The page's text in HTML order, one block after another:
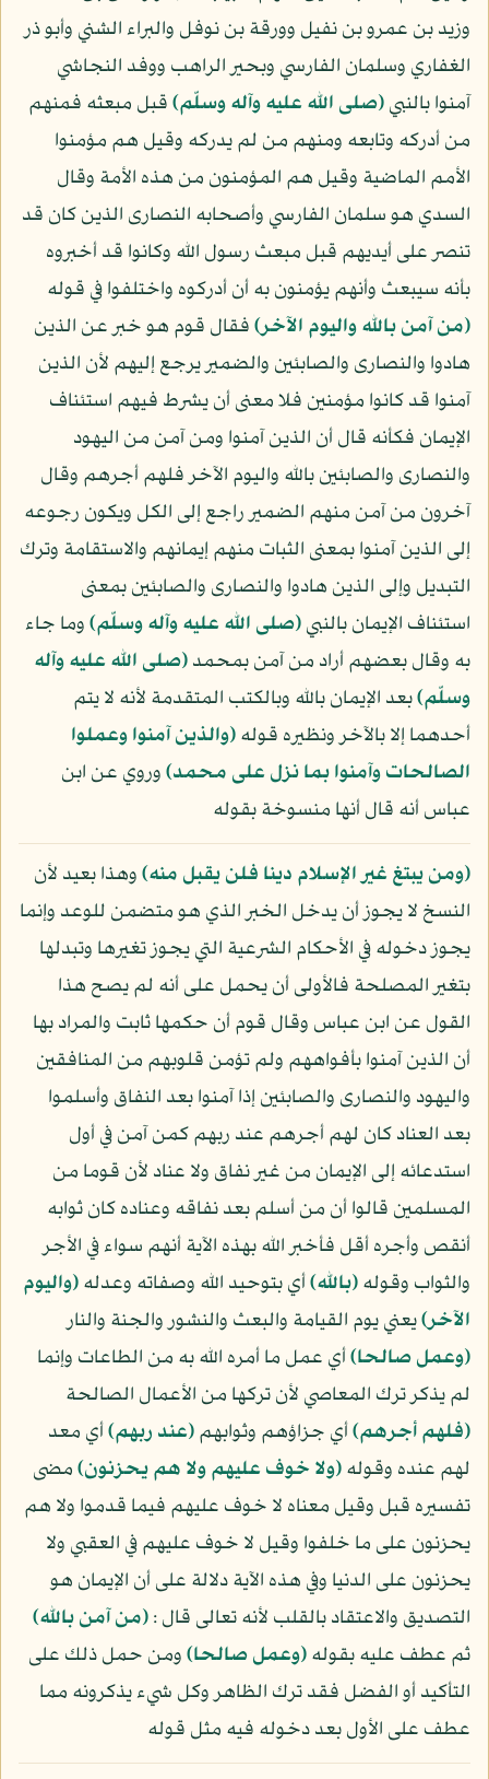
وزيد بن عمرو بن نفيل وورقة بن نوفل والبراء الشني وأبو ذر
الغفاري وسلمان الفارسي وبحير الراهب ووفد النجاشي
آمنوا بالنبي(صلى الله عليه وآله وسلّم)قبل مبعثه فمنهم
من أدركه وتابعه ومنهم من لم يدركه وقيل هم مؤمنوا
الأمم الماضية وقيل هم المؤمنون من هذه الأمة وقال
السدي هو سلمان الفارسي وأصحابه النصارى الذين كان قد
تنصر على أيديهم قبل مبعث رسول الله وكانوا قد أخبروه
بأنه سيبعث وأنهم يؤمنون به أن أدركوه واختلفوا في قوله
﴿من آمن بالله واليوم الآخر﴾فقال قوم هو خبر عن الذين
هادوا والنصارى والصابئين والضمير يرجع إليهم لأن الذين
آمنوا قد كانوا مؤمنين فلا معنى أن يشرط فيهم استئناف
الإيمان فكأنه قال أن الذين آمنوا ومن آمن من اليهود
والنصارى والصابئين بالله واليوم الآخر فلهم أجرهم وقال
آخرون من آمن منهم الضمير راجع إلى الكل ويكون رجوعه
إلى الذين آمنوا بمعنى الثبات منهم إيمانهم والاستقامة وترك
التبديل وإلى الذين هادوا والنصارى والصابئين بمعنى
استئناف الإيمان بالنبي(صلى الله عليه وآله وسلّم)وما جاء
به وقال بعضهم أراد من آمن بمحمد(صلى الله عليه وآله
وسلّم)بعد الإيمان بالله وبالكتب المتقدمة لأنه لا يتم
أحدهما إلا بالآخر ونظيره قوله﴿والذين آمنوا وعملوا
الصالحات وآمنوا بما نزل على محمد﴾وروي عن ابن
عباس أنه قال أنها منسوخة بقوله
﴿ومن يبتغ غير الإسلام دينا فلن يقبل منه﴾وهذا بعيد لأن
النسخ لا يجوز أن يدخل الخبر الذي هو متضمن للوعد وإنما
يجوز دخوله في الأحكام الشرعية التي يجوز تغيرها وتبدلها
بتغير المصلحة فالأولى أن يحمل على أنه لم يصح هذا
القول عن ابن عباس وقال قوم أن حكمها ثابت والمراد بها
أن الذين آمنوا بأفواههم ولم تؤمن قلوبهم من المنافقين
واليهود والنصارى والصابئين إذا آمنوا بعد النفاق وأسلموا
بعد العناد كان لهم أجرهم عند ربهم كمن آمن في أول
استدعائه إلى الإيمان من غير نفاق ولا عناد لأن قوما من
المسلمين قالوا أن من أسلم بعد نفاقه وعناده كان ثوابه
أنقص وأجره أقل فأخبر الله بهذه الآية أنهم سواء في الأجر
والثواب وقوله﴿بالله﴾أي بتوحيد الله وصفاته وعدله﴿واليوم
الآخر﴾يعني يوم القيامة والبعث والنشور والجنة والنار
﴿وعمل صالحا﴾أي عمل ما أمره الله به من الطاعات وإنما
لم يذكر ترك المعاصي لأن تركها من الأعمال الصالحة
﴿فلهم أجرهم﴾أي جزاؤهم وثوابهم﴿عند ربهم﴾أي معد
لهم عنده وقوله﴿ولا خوف عليهم ولا هم يحزنون﴾مضى
تفسيره قبل وقيل معناه لا خوف عليهم فيما قدموا ولا هم
يحزنون على ما خلفوا وقيل لا خوف عليهم في العقبي ولا
يحزنون على الدنيا وفي هذه الآية دلالة على أن الإيمان هو
التصديق والاعتقاد بالقلب لأنه تعالى قال :﴿من آمن بالله﴾
ثم عطف عليه بقوله﴿وعمل صالحا﴾ومن حمل ذلك على
التأكيد أو الفضل فقد ترك الظاهر وكل شيء يذكرونه مما
عطف على الأول بعد دخوله فيه مثل قوله